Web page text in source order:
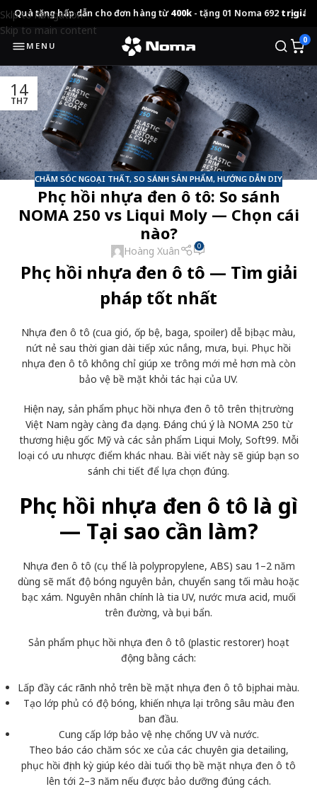
dẫn cho đơn hàng từ400k- tặng 01 Noma 692trị giá 499k • 🔥
MENU
0
Skip to navigation
Skip to main content
14
TH7
CHĂM SÓC NGOẠI THẤT, SO SÁNH SẢN PHẨM, HƯỚNG DẪN DIY
Phục hồi nhựa đen ô tô: So sánh
NOMA 250 vs Liqui Moly — Chọn cái
nào?
Hoàng Xuân 0
Phục hồi nhựa đen ô tô — Tìm giải
pháp tốt nhất
Nhựa đen ô tô (cua gió, ốp bệ, baga, spoiler) dễ bị bạc màu,
nứt nẻ sau thời gian dài tiếp xúc nắng, mưa, bụi. Phục hồi
nhựa đen ô tô không chỉ giúp xe trông mới mẻ hơn mà còn
bảo vệ bề mặt khỏi tác hại của UV.
Hiện nay, sản phẩm phục hồi nhựa đen ô tô trên thị trường
Việt Nam ngày càng đa dạng. Đáng chú ý là NOMA 250 từ
thương hiệu gốc Mỹvà các sản phẩm Liqui Moly, Soft99. Mỗi
loại có ưu nhược điểm khác nhau. Bài viết này sẽ giúp bạn so
sánh chi tiết để lựa chọn đúng.
Phục hồi nhựa đen ô tô là gì
— Tại sao cần làm?
Nhựa đen ô tô (cụ thể là polypropylene, ABS) sau 1–2 năm
dùng sẽ mất độ bóng nguyên bản, chuyển sang tối màu hoặc
bạc xám. Nguyên nhân chính là tia UV, nước mưa acid, muối
trên đường, và bụi bẩn.
Sản phẩm phục hồi nhựa đen ô tô (plastic restorer) hoạt
động bằng cách:
Lấp đầy các rãnh nhỏ trên bề mặt nhựa đen ô tô bị phai màu.
Tạo lớp phủ có độ bóng, khiến nhựa lại trông sâu màu đen
ban đầu.
Cung cấp lớp bảo vệ nhẹ chống UV và nước.
Theo báo cáo chăm sóc xe của các chuyên gia detailing,
phục hồi định kỳ giúp kéo dài tuổi thọ bề mặt nhựa đen ô tô
lên tới 2–3 năm nếu được bảo dưỡng đúng cách.